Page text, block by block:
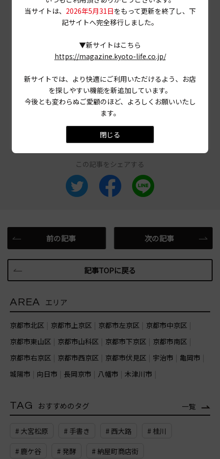
PHOTO三村博史 MANABU
当ページに掲載されている店舗情報は、2022年2月24
時点のものです。
営業情報やメニュー等が異なる場合がありますので、
# お茶漬け # 鰊棒煮 # 祇園四条
# 山椒
この記事をシェアする
前の記事
記事TOPに戻る
次の記事
AREA エリア
京都市北区 京都市上京区 京都市左京区
京都市中京区
京都市東山区
京都市山科区 京都市下京区
京都市南区
京都市右京区
京都市西京区 京都市伏見区 宇治市
亀岡市
城陽市
向日市 長岡京市 八幡市 木津川市
TAG おすすめのタグ 一覧
# 大宮松原 # 手書き # 西大路 # 桂川
# 鹿ケ谷 # 発酵 # 納屋町商店街
当サイトは、 2026年5月31日をもって更新を終了し、下
記サイトへ完全移行しました。
▼新サイトはこちら
https://magazine.kyoto-life.co.jp/
新サイトでは、より快適にご利用いただけるよう、お店
を探しやすい機能を新追加しています。
今後とも変わらぬご愛顧のほど、よろしくお願いいたし
ます。
閉じる